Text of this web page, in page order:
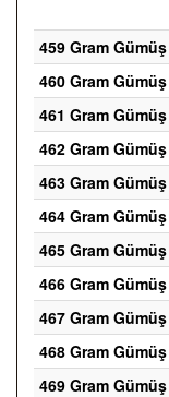
459 Gram Gümüş
460 Gram Gümüş
461 Gram Gümüş
462 Gram Gümüş
463 Gram Gümüş
464 Gram Gümüş
465 Gram Gümüş
466 Gram Gümüş
467 Gram Gümüş
468 Gram Gümüş
469 Gram Gümüş